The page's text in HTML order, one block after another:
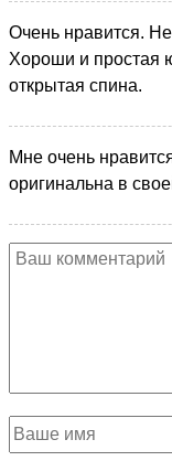
Очень нравится.
Хороши и простая
открытая спина.
Мне очень
оригинальна в